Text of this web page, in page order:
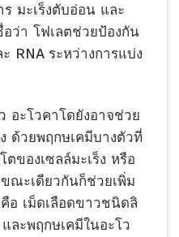
ร มะเร็งตับอ่อน และ
อว่า โฟเลตช่วยป้องกัน
RNA ระหว่างการแบ่ง
อะโวคาโดยังอาจช่วย
ด้วยพฤกษเคมีบางตัวที่
ของเซลล์มะเร็ง หรือ
ขณะเดียวกันก็ช่วยเพิ่ม
อ เม็ดเลือดขาวชนิดลิ
ละพฤกษเคมีในอะโว